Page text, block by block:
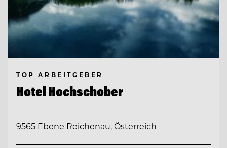
TOP ARBEITGEBER
Hotel Hochschober
9565 Ebene Reichenau, Österreich